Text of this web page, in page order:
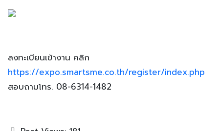
ลงทะเบียนเข้างาน คลิก
https://expo.smartsme.co.th/register/index.php
สอบถามโทร. 08-6314-1482